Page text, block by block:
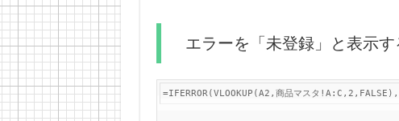
エラーを「未登録」と表示す
=IFERROR(VLOOKUP(A2,商品マスタ